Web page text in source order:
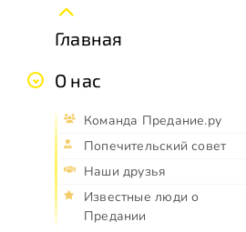
Главная
О нас
Команда Предание.ру
Попечительский совет
Наши друзья
Известные люди о
Предании